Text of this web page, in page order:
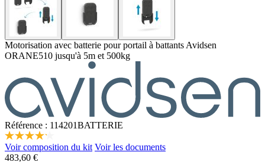
Motorisation avec batterie pour portail à battants Avidsen
ORANE510 jusqu'à 5m et 500kg
Référence : 114201BATTERIE
4.2
étoiles
sur
Voir composition du kit Voir les documents
Le
483,60 €